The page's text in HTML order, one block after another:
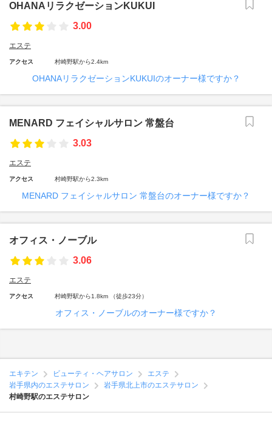
OHANAリラクゼーションKUKUI
3.00
エステ
アクセス 村崎野駅から2.4km
OHANAリラクゼーションKUKUIのオーナー様ですか？
MENARD フェイシャルサロン 常盤台
3.03
エステ
アクセス 村崎野駅から2.3km
MENARD フェイシャルサロン 常盤台のオーナー様ですか？
オフィス・ノーブル
3.06
エステ
アクセス 村崎野駅から1.8km （徒歩23分）
オフィス・ノーブルのオーナー様ですか？
エキテン ビューティ・ヘアサロン
エステ
岩手県内のエステサロン
岩手県北上市のエステサロン
村崎野駅のエステサロン